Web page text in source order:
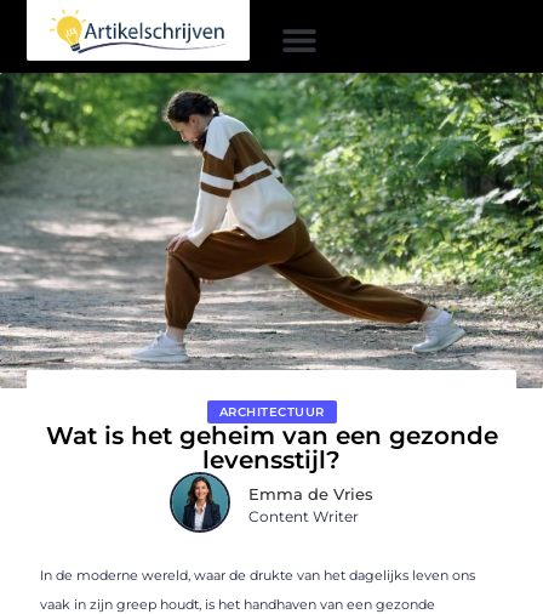
ARCHITECTUUR
Wat is het geheim van een gezonde
levensstijl?
Emma de Vries
Content Writer
In de moderne wereld, waar de drukte van het dagelijks leven ons
vaak in zijn greep houdt, is het handhaven van een gezonde